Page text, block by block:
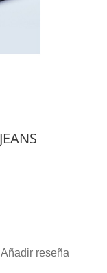
Añadir reseña